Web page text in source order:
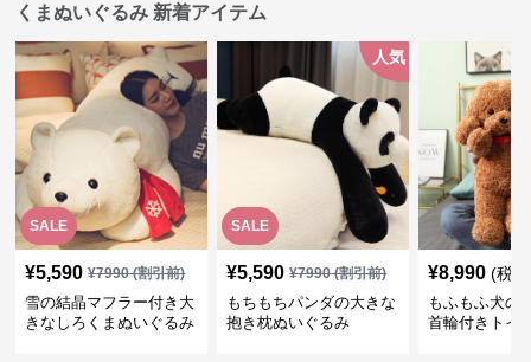
くまぬいぐるみ 新着アイテム
SALE
¥5,590 ¥7990(割引前)
雪の結晶マフラー付き大
きなしろくまぬいぐるみ
SALE
人気
¥5,590 ¥7990(割引前)
もちもちパンダの大きな
抱き枕ぬいぐるみ
¥8,990 (税
もふもふ犬の
首輪付きトイ